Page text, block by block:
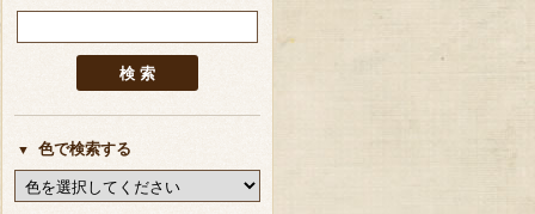
色で検索する